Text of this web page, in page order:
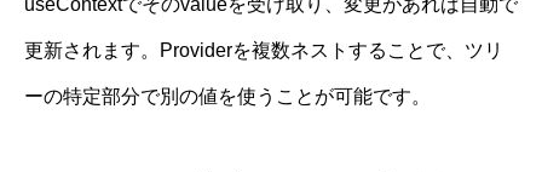
更新されます。Providerを複数ネストすることで、ツリ
ーの特定部分で別の値を使うことが可能です。